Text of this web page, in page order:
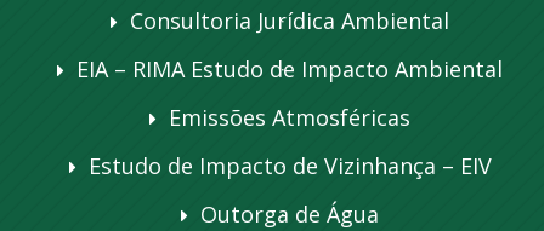
Consultoria Jurídica Ambiental
EIA – RIMA Estudo de Impacto Ambiental
Emissões Atmosféricas
Estudo de Impacto de Vizinhança – EIV
Outorga de Água